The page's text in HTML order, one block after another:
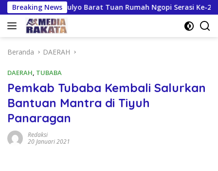
Langsung
ke
konten
Breaking News
Kresnomulyo Barat Tuan Rumah Ngopi Serasi Ke-29
Beranda DAERAH
DAERAH, TUBABA
Pemkab Tubaba Kembali Salurkan
Bantuan Mantra di Tiyuh
Panaragan
Redaksi
20 Januari 2021